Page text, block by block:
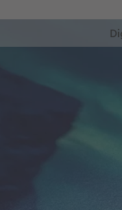
Digitaldruck Matt